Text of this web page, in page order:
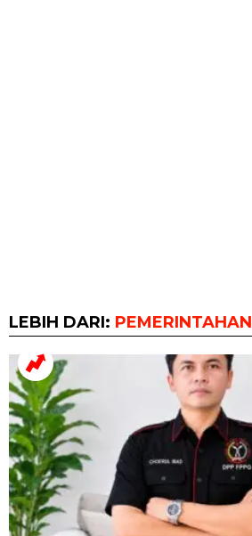
LEBIH DARI: PEMERINTAHAN